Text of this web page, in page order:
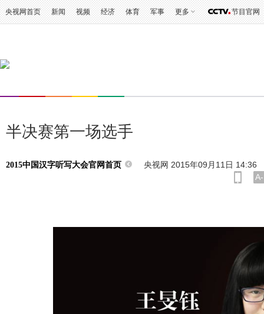
央视网首页 新闻 视频 经济 体育 军事 更多 节目官网
半决赛第一场选手
2015中国汉字听写大会官网首页
央视网 2015年09月11日 14:36
A-